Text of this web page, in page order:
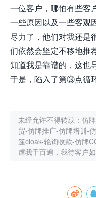
一位客户，哪怕有些客
一些原因以及一些客观
尽力了，他们对我还是
们依然会坚定不移地推
知道我是靠谱的，这也
于是，陷入了第③点循环
未经允许不得转载： 仿
贸-仿牌推广-仿牌培训-
篷cloak-轮询收款-仿牌
虐我千百遍，我待客户